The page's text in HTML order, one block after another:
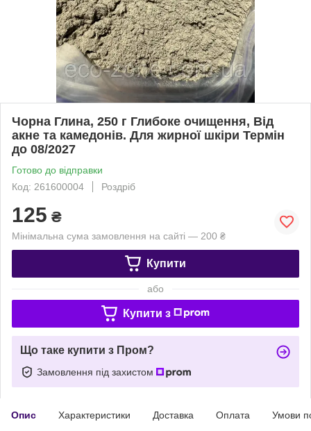
Чорна Глина, 250 г Глибоке очищення, Від
акне та камедонів. Для жирної шкіри Термін
до 08/2027
Готово до відправки
Код: 261600004
Роздріб
125 ₴
Мінімальна сума замовлення на сайті — 200 ₴
Купити
або
Купити з
Що таке купити з Пром?
Замовлення під захистом
Опис Характеристики Доставка Оплата Умови